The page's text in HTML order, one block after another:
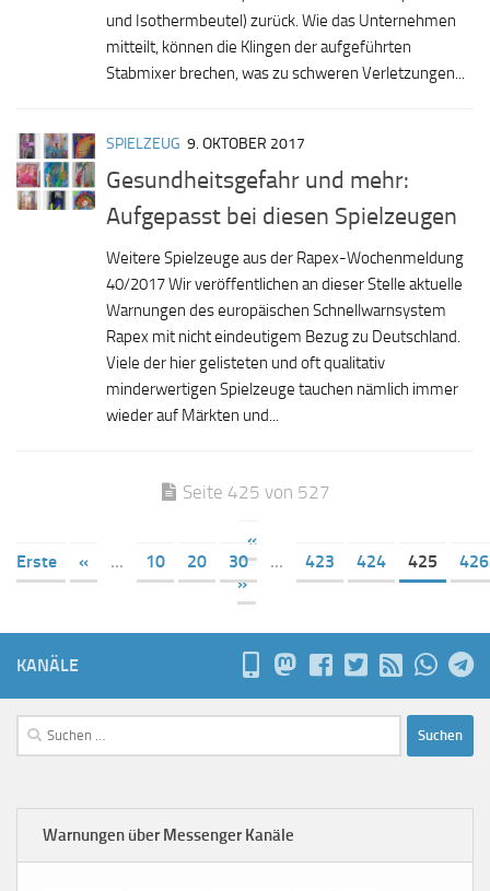
und Isothermbeutel) zurück. Wie das Unternehmen
mitteilt, können die Klingen der aufgeführten
Stabmixer brechen, was zu schweren Verletzungen...
SPIELZEUG 9. OKTOBER 2017
Gesundheitsgefahr und mehr:
Aufgepasst bei diesen Spielzeugen
Weitere Spielzeuge aus der Rapex-Wochenmeldung
40/2017 Wir veröffentlichen an dieser Stelle aktuelle
Warnungen des europäischen Schnellwarnsystem
Rapex mit nicht eindeutigem Bezug zu Deutschland.
Viele der hier gelisteten und oft qualitativ
minderwertigen Spielzeuge tauchen nämlich immer
wieder auf Märkten und...
Seite 425 von 527
«
Erste
« ... 10 20 30 ... 423 424 425
426
»
KANÄLE
Suchen
nach:
Warnungen über Messenger Kanäle